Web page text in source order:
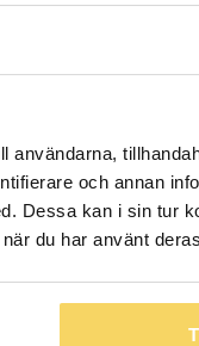
användarna,
och annan
Dessa kan i sin tur
du har använt